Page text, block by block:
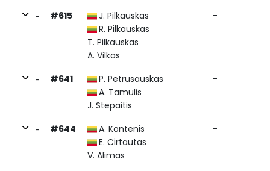
- #615
J. Pilkauskas
R. Pilkauskas
T. Pilkauskas
A. Vilkas
-
- #641
P. Petrusauskas
A. Tamulis
J. Stepaitis
-
- #644
A. Kontenis
E. Cirtautas
V. Alimas
-